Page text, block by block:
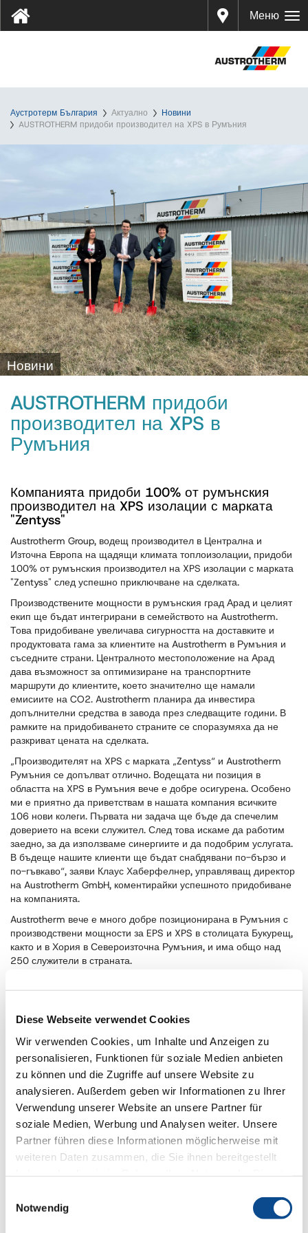
Diese Webseite verwendet Cookies
Wir verwenden Cookies, um Inhalte und Anzeigen zu
personalisieren, Funktionen für soziale Medien anbieten
zu können und die Zugriffe auf unsere Website zu
analysieren. Außerdem geben wir Informationen zu Ihrer
Verwendung unserer Website an unsere Partner für
soziale Medien, Werbung und Analysen weiter. Unsere
Partner führen diese Informationen möglicherweise mit
weiteren Daten zusammen, die Sie ihnen bereitgestellt
Notwendig
Дистр
ибуто
Меню
Аустротерм България Актуално
Новини
AUSTROTHERM придоби производител на XPS в Румъния
Новини
AUSTROTHERM придоби
производител на XPS в
Румъния
Компанията придоби 100% от румънския
производител на XPS изолации с марката
"Zentyss"
Austrotherm Group, водещ производител в Централна и
Източна Европа на щадящи климата топлоизолации, придоби
100% от румънския производител на XPS изолации с марката
"Zentyss" след успешно приключване на сделката.
Производствените мощности в румънския град Арад и целият
екип ще бъдат интегрирани в семейството на Austrotherm.
Това придобиване увеличава сигурността на доставките и
продуктовата гама за клиентите на Austrotherm в Румъния и
съседните страни. Централното местоположение на Арад
дава възможност за оптимизиране на транспортните
маршрути до клиентите, което значително ще намали
емисиите на CO2. Austrotherm планира да инвестира
допълнителни средства в завода през следващите години. В
рамките на придобиването страните се споразумяха да не
разкриват цената на сделката.
„Производителят на XPS с марката „Zentyss“ и Austrotherm
Румъния се допълват отлично. Водещата ни позиция в
областта на XPS в Румъния вече е добре осигурена. Особено
ми е приятно да приветствам в нашата компания всичките
106 нови колеги. Първата ни задача ще бъде да спечелим
доверието на всеки служител. След това искаме да работим
заедно, за да използваме синергиите и да подобрим услугата.
В бъдеще нашите клиенти ще бъдат снабдявани по-бързо и
по-гъвкаво“, заяви Клаус Хаберфелнер, управляващ директор
на Austrotherm GmbH, коментирайки успешното придобиване
на компанията.
Austrotherm вече е много добре позиционирана в Румъния с
производствени мощности за EPS и XPS в столицата Букурещ,
както и в Хория в Североизточна Румъния, и има общо над
250 служители в страната.
Лауренциу Истрате (изпълнителен директор Austrotherm